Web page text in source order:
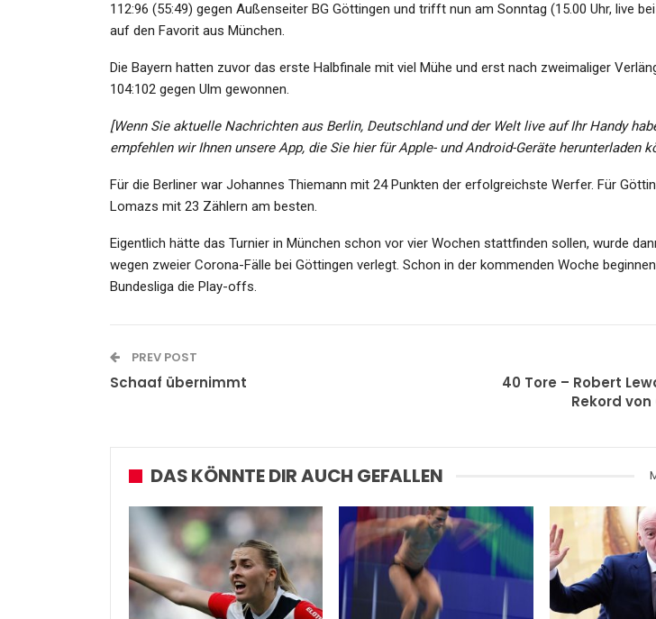
112:96 (55:49) gegen Außenseiter BG Göttingen und trifft nun am Sonntag (15.00 Uhr, live
auf den Favorit aus München.
Die Bayern hatten zuvor das erste Halbfinale mit viel Mühe und erst nach zweimaliger
104:102 gegen Ulm gewonnen.
[Wenn Sie aktuelle Nachrichten aus Berlin, Deutschland und der Welt live auf Ihr Handy
empfehlen wir Ihnen unsere App, die Sie hier für Apple- und Android-Geräte herunterladen
Für die Berliner war Johannes Thiemann mit 24 Punkten der erfolgreichste Werfer. Für
Lomazs mit 23 Zählern am besten.
Eigentlich hätte das Turnier in München schon vor vier Wochen stattfinden sollen, wurde
wegen zweier Corona-Fälle bei Göttingen verlegt. Schon in der kommenden Woche
Bundesliga die Play-offs.
PREV POST
Schaaf übernimmt
40 Tore – Robert
Rekord
DAS KÖNNTE DIR AUCH GEFALLEN
GESUNDHEIT
18.06.2024: Wetterdienst Warnt
Vor…
Admin Jun 18, 2024
3:0 Gegen Haching: BR Volleys
Ziehen Locker Ins Halbfinale…
GESUNDHEIT
Brutale Misshandlung In
Missouri: Entführt, In Ketten…
„Sextropolis“,
Über Anita
Admin Jan 1,
Oneohtrix Point
Doja Cat, Jorja
Admin Sep
KULTUR
Schatten Der